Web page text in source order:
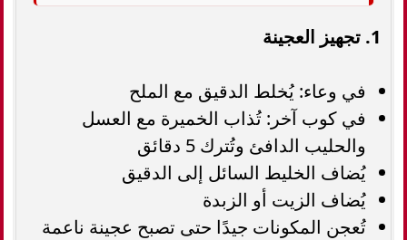
1. تجهيز العجينة
في وعاء: يُخلط الدقيق مع الملح
في كوب آخر: تُذاب الخميرة مع العسل
والحليب الدافئ وتُترك 5 دقائق
يُضاف الخليط السائل إلى الدقيق
يُضاف الزيت أو الزبدة
تُعجن المكونات جيدًا حتى تصبح عجينة ناعمة